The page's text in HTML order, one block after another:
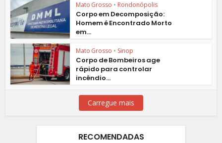
Mato Grosso • Rondonópolis
Corpo em Decomposição:
Homem é Encontrado Morto
em...
Mato Grosso • Sinop
Corpo de Bombeiros age
rápido para controlar
incêndio...
Carregue mais
RECOMENDADAS